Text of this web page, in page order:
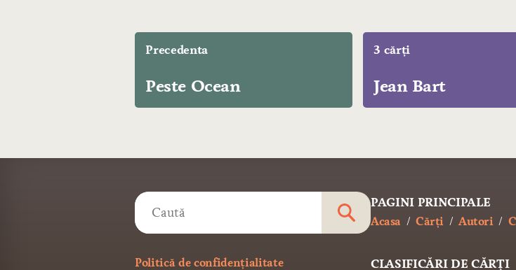
Precedenta
Peste Ocean
3 cărți
Jean Bart
Politică de confidențialitate
PAGINI PRINCIPALE
Acasa Cărți Autori
CLASIFICĂRI DE CĂRȚI